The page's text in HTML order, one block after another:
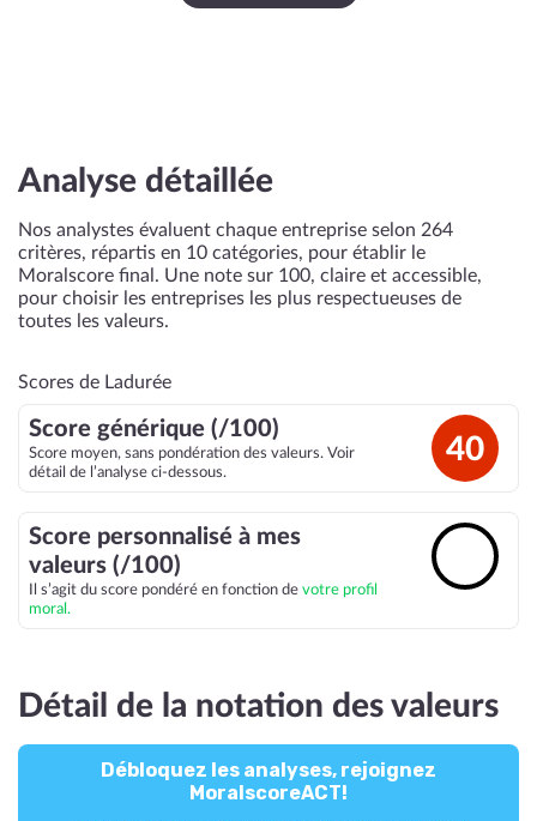
Analyse détaillée
Nos analystes évaluent chaque entreprise selon 264
critères, répartis en 10 catégories, pour établir le
Moralscore final. Une note sur 100, claire et accessible,
pour choisir les entreprises les plus respectueuses de
toutes les valeurs.
Scores de Ladurée
Score générique (/100)
Score moyen, sans pondération des valeurs. Voir
détail de l’analyse ci-dessous.
40
Score personnalisé à mes
valeurs (/100)
Il s’agit du score pondéré en fonction de votre profil
moral.
Détail de la notation des valeurs
Débloquez les analyses, rejoignez
MoralscoreACT!